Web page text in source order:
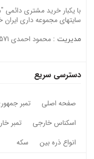
با یکبار خرید مشتری دائمی
سایتهای مجموعه داری
مدیریت : محمود احمدی 09113719571
دسترسی سریع
صفحه اصلی تمبر
اسکناس خارجی
تمبر
انواع ذره بین
سکه